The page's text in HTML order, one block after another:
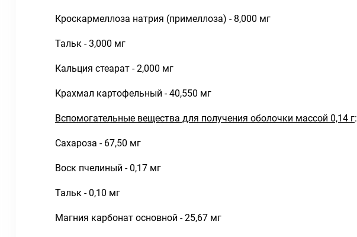
Кроскармеллоза натрия (примеллоза) - 8,000 мг
Тальк - 3,000 мг
Кальция стеарат - 2,000 мг
Крахмал картофельный - 40,550 мг
Вспомогательные вещества для получения оболочки массой 0,14 г:
Сахароза - 67,50 мг
Воск пчелиный - 0,17 мг
Тальк - 0,10 мг
Магния карбонат основной - 25,67 мг